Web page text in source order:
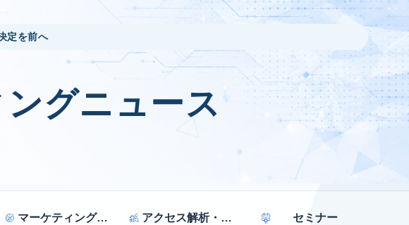
定を前へ
グニュース
マーケティング戦略 アクセス解析・効果測定 セミナー